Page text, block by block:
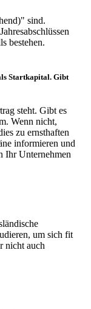
sind.
bestehen.
Startkapital. Gibt
steht. Gibt es
Wenn nicht,
zu ernsthaften
informieren und
Ihr Unternehmen
um sich fit
nicht auch